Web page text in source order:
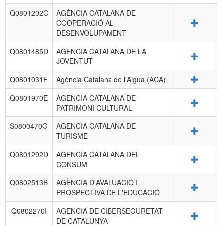
Q0801202C
AGÈNCIA CATALANA DE
COOPERACIÓ AL
DESENVOLUPAMENT
Q0801485D
AGENCIA CATALANA DE LA
JOVENTUT
Q0801031F Agència Catalana de l'Aigua (ACA)
Q0801970E
AGENCIA CATALANA DE
PATRIMONI CULTURAL
S0800470G
AGENCIA CATALANA DE
TURISME
Q0801292D
AGENCIA CATALANA DEL
CONSUM
Q0802513B
AGÈNCIA D'AVALUACIÓ I
PROSPECTIVA DE L'EDUCACIÓ
Q0802270I
AGENCIA DE CIBERSEGURETAT
DE CATALUNYA